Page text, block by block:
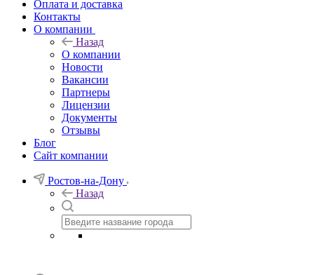
Оплата и доставка
Контакты
О компании
Назад
О компании
Новости
Вакансии
Партнеры
Лицензии
Документы
Отзывы
Блог
Сайт компании
Ростов-на-Дону
Назад